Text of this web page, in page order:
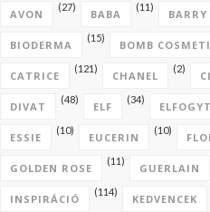
AVON
(27)
BABA
(11)
BARRY
BIODERMA
(15)
BOMB
CATRICE
(121)
CHANEL
(2)
DIVAT
(48)
ELF
(34)
ESSIE
(10)
EUCERIN
(10)
GOLDEN ROSE
(11)
GUERLAIN
INSPIRÁCIÓ
(114)
KEDVENCEK